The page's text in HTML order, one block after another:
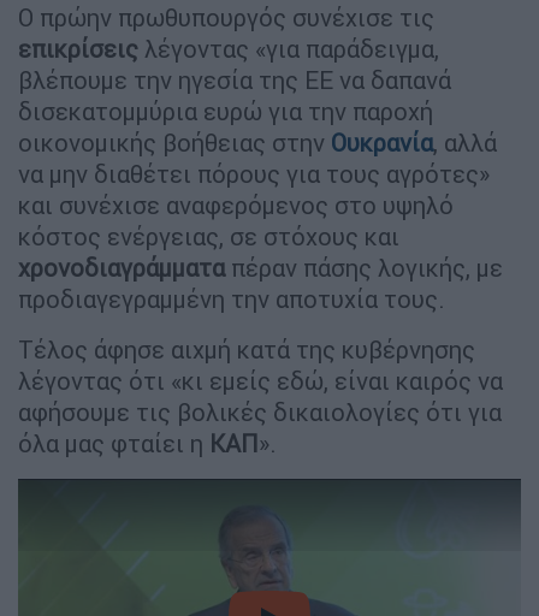
Ο πρώην πρωθυπουργός συνέχισε τις
επικρίσεις λέγοντας «για παράδειγμα,
βλέπουμε την ηγεσία της ΕΕ να δαπανά
δισεκατομμύρια ευρώ για την παροχή
οικονομικής βοήθειας στην Ουκρανία, αλλά
να μην διαθέτει πόρους για τους αγρότες»
και συνέχισε αναφερόμενος στο υψηλό
κόστος ενέργειας, σε στόχους και
χρονοδιαγράμματαπέραν πάσης λογικής, με
προδιαγεγραμμένη την αποτυχία τους.
Τέλος άφησε αιχμή κατά της κυβέρνησης
λέγοντας ότι «κι εμείς εδώ, είναι καιρός να
αφήσουμε τις βολικές δικαιολογίες ότι για
όλα μας φταίει η ΚΑΠ».